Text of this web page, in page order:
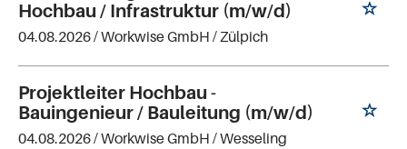
Hochbau / Infrastruktur (m/w/d)
04.08.2026 /Workwise GmbH / Zülpich
Projektleiter Hochbau -
Bauingenieur / Bauleitung (m/w/d)
04.08.2026 /Workwise GmbH / Wesseling